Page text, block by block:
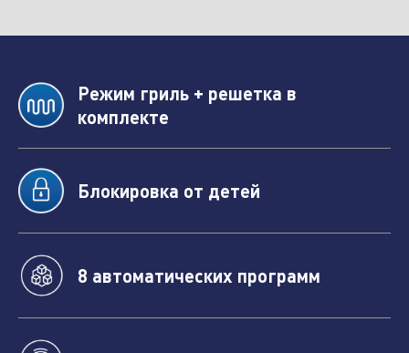
Отправить заявку
Режим гриль + решетка в
комплекте
Блокировка от детей
8 автоматических программ